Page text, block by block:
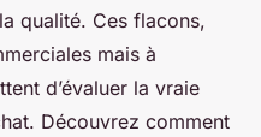
qualité. Ces flacons,
mais à
d’évaluer la vraie
Découvrez comment